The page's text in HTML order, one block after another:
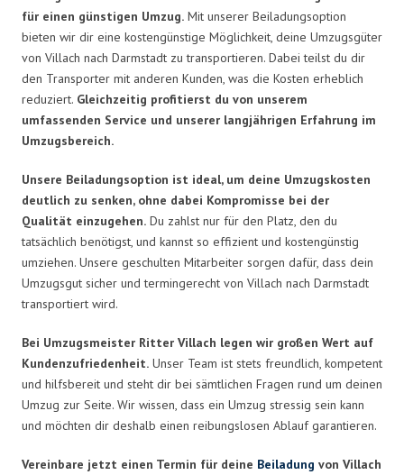
für einen günstigen Umzug. Mit unserer Beiladungsoption
bieten wir dir eine kostengünstige Möglichkeit, deine Umzugsgüter
von Villach nach Darmstadt zu transportieren. Dabei teilst du dir
den Transporter mit anderen Kunden, was die Kosten erheblich
reduziert. Gleichzeitig profitierst du von unserem
umfassenden Service und unserer langjährigen Erfahrung im
Umzugsbereich.
Unsere Beiladungsoption ist ideal, um deine Umzugskosten
deutlich zu senken, ohne dabei Kompromisse bei der
Qualität einzugehen. Du zahlst nur für den Platz, den du
tatsächlich benötigst, und kannst so effizient und kostengünstig
umziehen. Unsere geschulten Mitarbeiter sorgen dafür, dass dein
Umzugsgut sicher und termingerecht von Villach nach Darmstadt
transportiert wird.
Bei Umzugsmeister Ritter Villach legen wir großen Wert auf
Kundenzufriedenheit. Unser Team ist stets freundlich, kompetent
und hilfsbereit und steht dir bei sämtlichen Fragen rund um deinen
Umzug zur Seite. Wir wissen, dass ein Umzug stressig sein kann
und möchten dir deshalb einen reibungslosen Ablauf garantieren.
Vereinbare jetzt einen Termin für deine Beiladung von Villach